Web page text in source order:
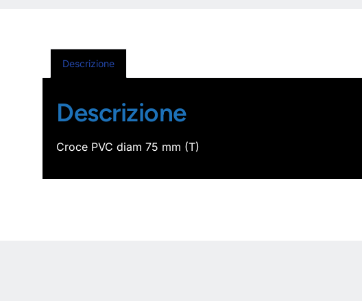
Descrizione
Descrizione
Croce PVC diam 75 mm (T)